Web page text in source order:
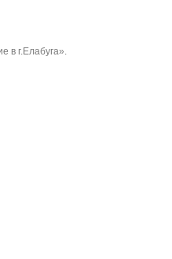
в г.Елабуга».